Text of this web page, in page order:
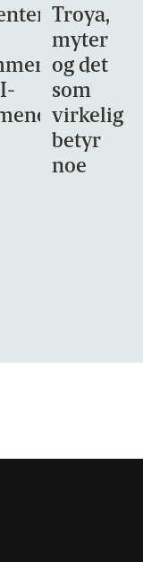
Troya,
myter
og det
som
virkelig
betyr
noe